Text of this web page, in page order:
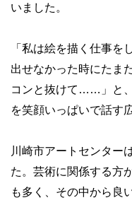
いました。
「私は絵を描く仕事を
出せなかった時にたま
コンと抜けて……」と
を笑顔いっぱいで話す
川崎市アートセンター
た。芸術に関係する方
も多く、その中から良